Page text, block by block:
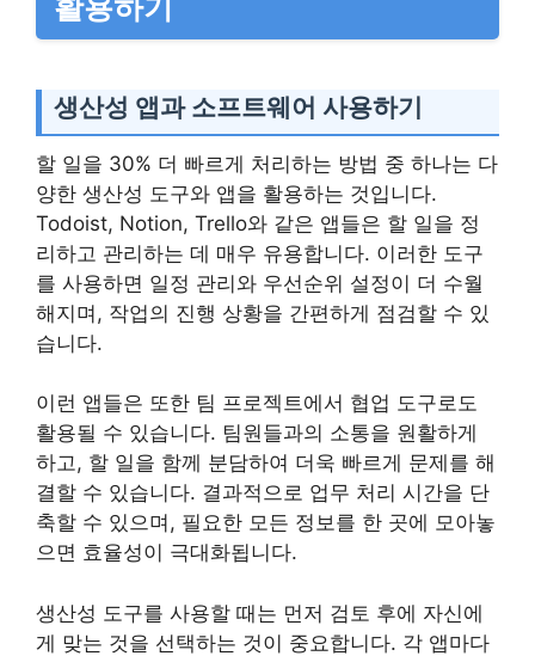
활용하기
생산성 앱과 소프트웨어 사용하기
할 일을 30% 더 빠르게 처리하는 방법 중 하나는 다
양한 생산성 도구와 앱을 활용하는 것입니다.
Todoist, Notion, Trello와 같은 앱들은 할 일을 정
리하고 관리하는 데 매우 유용합니다. 이러한 도구
를 사용하면 일정 관리와 우선순위 설정이 더 수월
해지며, 작업의 진행 상황을 간편하게 점검할 수 있
습니다.
이런 앱들은 또한 팀 프로젝트에서 협업 도구로도
활용될 수 있습니다. 팀원들과의 소통을 원활하게
하고, 할 일을 함께 분담하여 더욱 빠르게 문제를 해
결할 수 있습니다. 결과적으로 업무 처리 시간을 단
축할 수 있으며, 필요한 모든 정보를 한 곳에 모아놓
으면 효율성이 극대화됩니다.
생산성 도구를 사용할 때는 먼저 검토 후에 자신에
게 맞는 것을 선택하는 것이 중요합니다. 각 앱마다